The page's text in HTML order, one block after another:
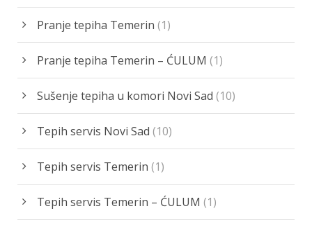
Pranje tepiha Temerin (1)
Pranje tepiha Temerin – ĆULUM (1)
Sušenje tepiha u komori Novi Sad (10)
Tepih servis Novi Sad (10)
Tepih servis Temerin (1)
Tepih servis Temerin – ĆULUM (1)